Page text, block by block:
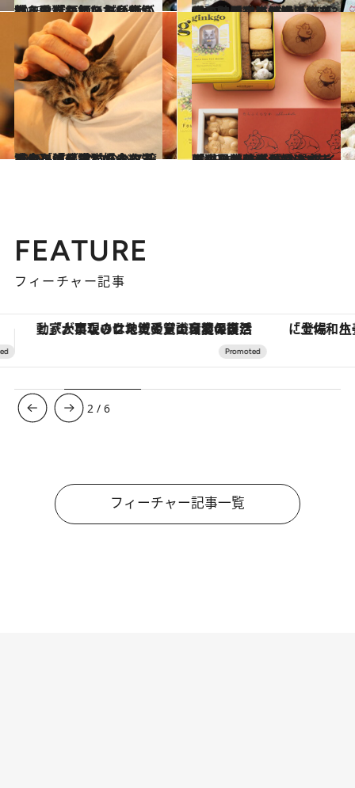
2025.1.3
猫をほぐしているはずが、なぜか飼い主が癒される!? 獣医師＆鍼灸師が教える「ねこほぐし」で、愛猫もあなたも元気に！
ライフスタイル 2025.1.23
【やっぱり猫が好きすぎる！】愛猫の健康はAIで守る時代！いま注目の「3種の神器」とは？［猫を愛したくなる26のトリビア］
ライフスタイル
2025.1.23
【やっぱり猫が好きすぎる！】「保護猫の命の温もりを体感して」まるで猫カフェ？ ネコのバス譲渡会［猫を愛したくなる26のトリビア］
ライフスタイル 2025.1.24
【やっぱり猫が好きすぎる！】美味＆かわいい「猫のお菓子」11選 スイーツなかのが愛を込めて厳選 まんまる猫のお饅頭、黒猫チョコ…
グルメ
FEATURE
フィーチャー記事
「土佐和ハーブかき氷」がOMO7高知に登場！生姜、山椒、大葉など目にも舌にも涼を呼ぶ郷土の味 【夏限定ディナーコース】旬を
3 /6
フィーチャー記事一覧